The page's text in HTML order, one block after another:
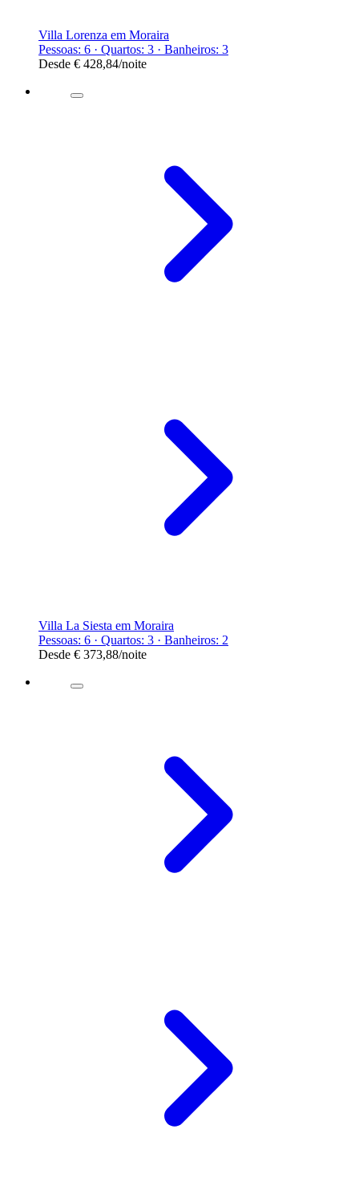
Villa Lorenza em Moraira
Pessoas: 6 · Quartos: 3 · Banheiros: 3
Desde € 428,84/noite
Villa La Siesta em Moraira
Pessoas: 6 · Quartos: 3 · Banheiros: 2
Desde € 373,88/noite